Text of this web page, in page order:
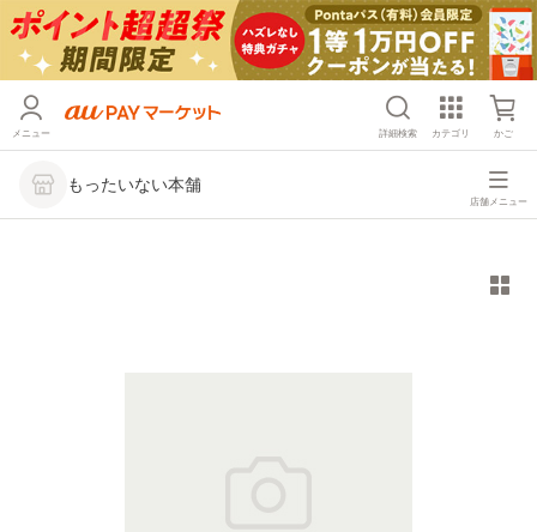
メニュー 詳細検索 カテゴリ かご
もったいない本舗
店舗メニュー